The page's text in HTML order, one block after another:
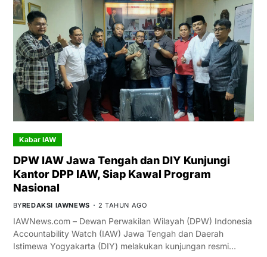
Kabar IAW
DPW IAW Jawa Tengah dan DIY Kunjungi
Kantor DPP IAW, Siap Kawal Program
Nasional
BYREDAKSI IAWNEWS 2 TAHUN AGO
IAWNews.com – Dewan Perwakilan Wilayah (DPW) Indonesia
Accountability Watch (IAW) Jawa Tengah dan Daerah
Istimewa Yogyakarta (DIY) melakukan kunjungan resmi…